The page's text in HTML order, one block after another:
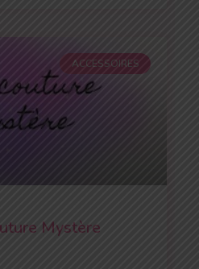
ACCESSOIRES
Mystère